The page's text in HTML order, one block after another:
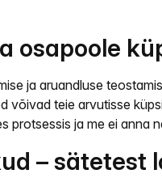
osapoole
ja aruandluse
võivad teie arvutisse
protsessis ja me ei anna
– sätetest